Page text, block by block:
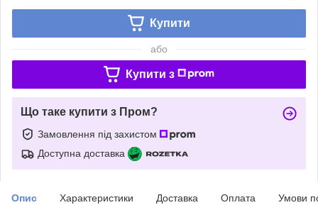
Купити
або
Купити з
Що таке купити з Пром?
Замовлення під захистом
Доступна доставка
Опис Характеристики Доставка Оплата Умови